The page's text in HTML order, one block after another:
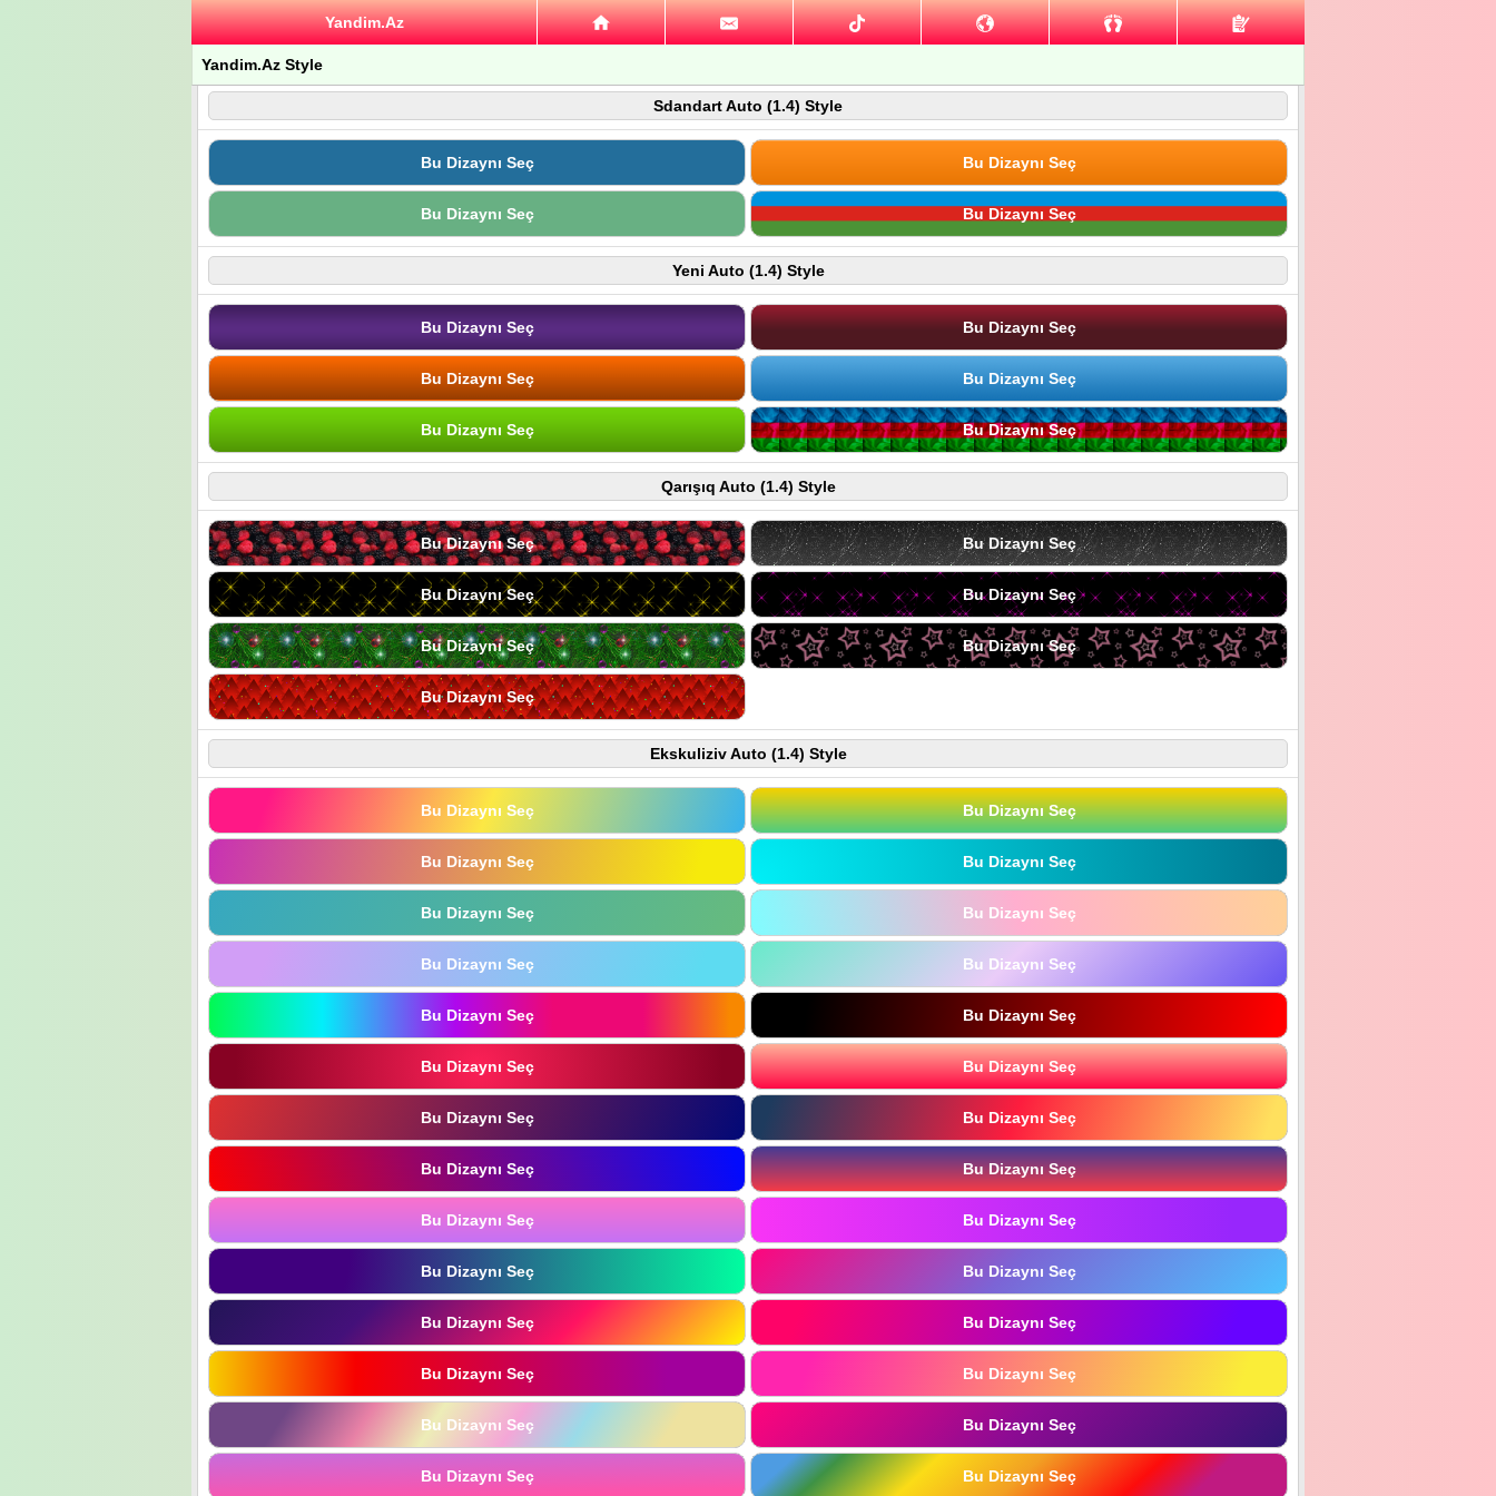
Yandim.Az
Yandim.Az Style
Sdandart Auto (1.4) Style
Bu Dizaynı Seç Bu Dizaynı Seç
Bu Dizaynı Seç Bu Dizaynı Seç
Yeni Auto (1.4) Style
Bu Dizaynı Seç Bu Dizaynı Seç
Bu Dizaynı Seç Bu Dizaynı Seç
Bu Dizaynı Seç Bu Dizaynı Seç
Qarışıq Auto (1.4) Style
Bu Dizaynı Seç Bu Dizaynı Seç
Bu Dizaynı Seç Bu Dizaynı Seç
Bu Dizaynı Seç Bu Dizaynı Seç
Bu Dizaynı Seç
Ekskuliziv Auto (1.4) Style
Bu Dizaynı Seç Bu Dizaynı Seç
Bu Dizaynı Seç Bu Dizaynı Seç
Bu Dizaynı Seç Bu Dizaynı Seç
Bu Dizaynı Seç Bu Dizaynı Seç
Bu Dizaynı Seç Bu Dizaynı Seç
Bu Dizaynı Seç Bu Dizaynı Seç
Bu Dizaynı Seç Bu Dizaynı Seç
Bu Dizaynı Seç Bu Dizaynı Seç
Bu Dizaynı Seç Bu Dizaynı Seç
Bu Dizaynı Seç Bu Dizaynı Seç
Bu Dizaynı Seç Bu Dizaynı Seç
Bu Dizaynı Seç Bu Dizaynı Seç
Bu Dizaynı Seç Bu Dizaynı Seç
Bu Dizaynı Seç Bu Dizaynı Seç